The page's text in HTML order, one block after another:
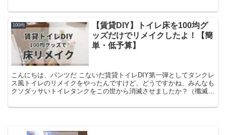
100均
【賃貸DIY】トイレ床を100均グ
ッズだけでリメイクしたよ！【簡
単・低予算】
こんにちは、パンツだ こないだ賃貸トイレDIY第一弾としてタンクレ
ス風トイレのリメイクをやったんですけど、どうですかね、みんなも
クソダッサいトイレタンクをこの世から消滅させましたか？（殲滅）